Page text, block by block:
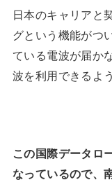
日本のキャリアと
グという機能がつ
ている電波が届か
波を利用できるよ
この国際データロ
なっているので、